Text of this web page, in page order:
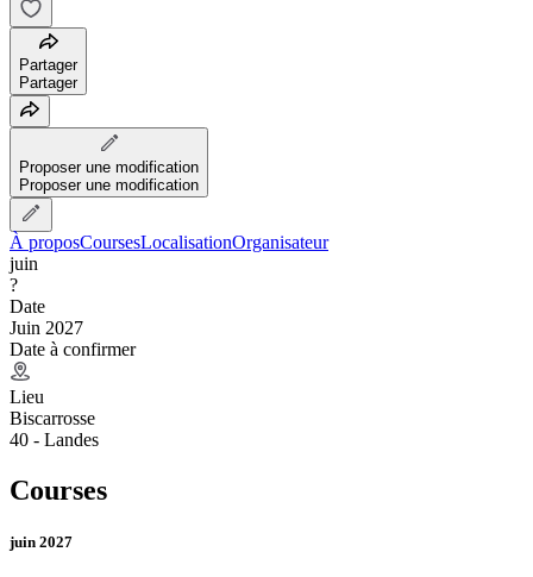
Partager
Partager
Proposer une modification
Proposer une modification
À proposCoursesLocalisationOrganisateur
juin
?
Date
Juin 2027
Date à confirmer
Lieu
Biscarrosse
40 - Landes
Courses
juin 2027